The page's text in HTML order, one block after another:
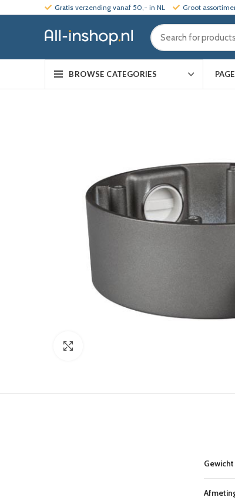
Gratis verzending vanaf 50,- in NL Groot
BROWSE CATEGORIES
Gewicht